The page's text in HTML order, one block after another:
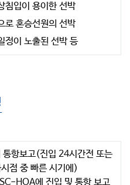
침입이 용이한 선박
로 혼승선원의 선박
정이 노출된 선박 등
통항보고(진입 24시간전 또는
점 중 빠른 시기에)
HOA에 진입 및 통항 보고